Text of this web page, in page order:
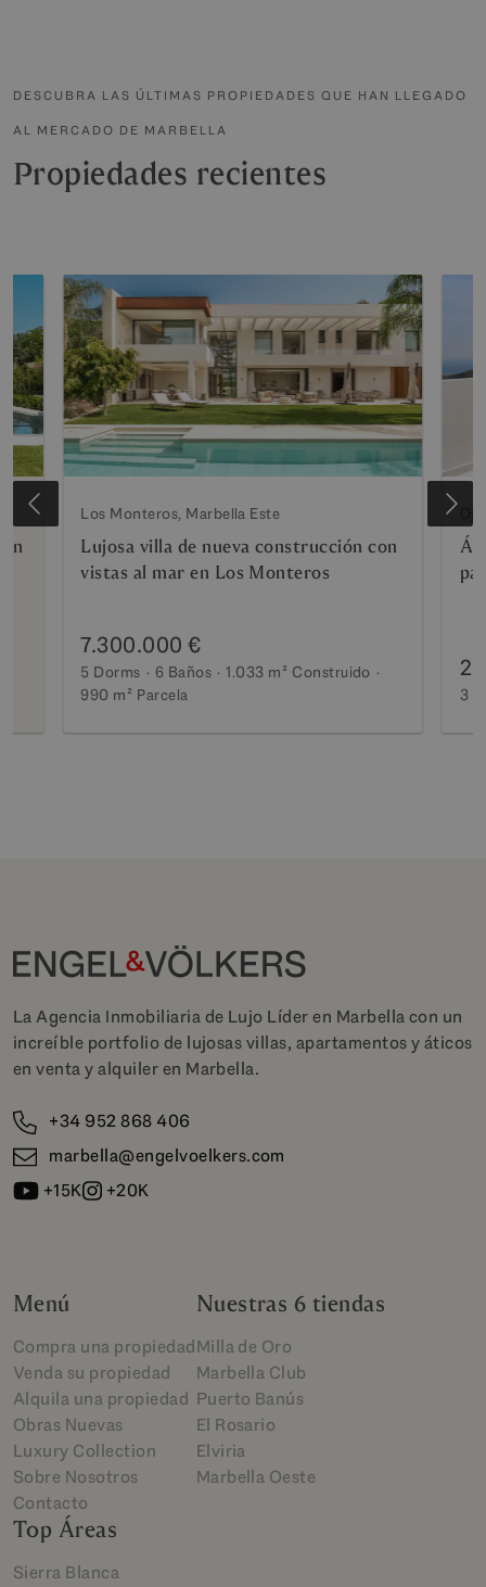
DESCUBRA LAS ÚLTIMAS PROPIEDADES QUE HAN LLEGADO
AL MERCADO DE MARBELLA
Propiedades recientes
Los Monteros, Marbella Este
Lujosa villa de nueva construcción con
vistas al mar en Los Monteros
7.300.000 €
5 Dorms 6 Baños 1.033 m² Construido
990 m² Parcela 3
La Agencia Inmobiliaria de Lujo Líder en Marbella con un
increíble portfolio de lujosas villas, apartamentos y áticos
en venta y alquiler en Marbella.
+34 952 868 406
marbella@engelvoelkers.com
+15K
+20K
Menú
Compra una propiedad
Venda su propiedad
Alquila una propiedad
Obras Nuevas
Luxury Collection
Sobre Nosotros
Contacto
Nuestras 6 tiendas
Milla de Oro
Marbella Club
Puerto Banús
El Rosario
Elviria
Marbella Oeste
Top Áreas
Sierra Blanca